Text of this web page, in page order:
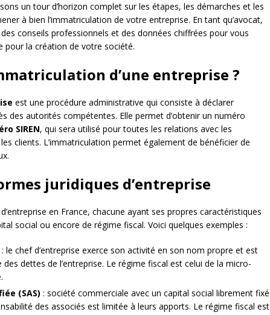
un tour d’horizon complet sur les étapes, les démarches et les
à bien l’immatriculation de votre entreprise. En tant qu’avocat,
conseils professionnels et des données chiffrées pour vous
pour la création de votre société.
d’une entreprise ?
est une procédure administrative qui consiste à déclarer
des autorités compétentes. Elle permet d’obtenir un numéro
SIREN, qui sera utilisé pour toutes les relations avec les
clients. L’immatriculation permet également de bénéficier de
juridiques d’entreprise
en France, chacune ayant ses propres caractéristiques
social ou encore de régime fiscal. Voici quelques exemples :
: le chef d’entreprise exerce son activité en son nom propre et est
dettes de l’entreprise. Le régime fiscal est celui de la micro-
(SAS) : société commerciale avec un capital social librement fixé
des associés est limitée à leurs apports. Le régime fiscal est